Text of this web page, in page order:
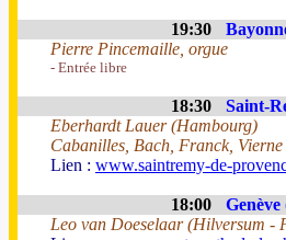
19:30
Pierre Pincemaille, orgue
- Entrée libre
18:30
Saint-
Eberhardt Lauer (Hambourg)
Cabanilles, Bach, Franck, Vierne
Lien : www.saintremy-de-
18:00 Genève
Leo van Doeselaar (Hilversum -